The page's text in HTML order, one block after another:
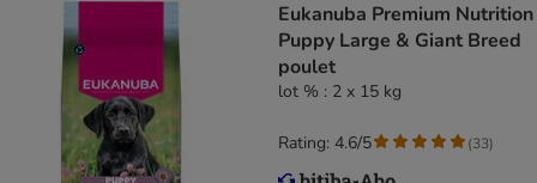
Eukanuba Premium Nutrition
Puppy Large & Giant Breed
poulet
lot % : 2 x 15 kg
Rating: 4.6/5 (33)